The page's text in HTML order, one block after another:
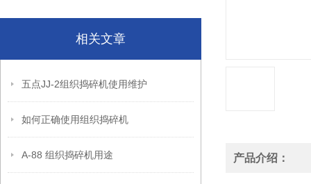
相关文章
五点JJ-2组织捣碎机使用维护
如何正确使用组织捣碎机
A-88 组织捣碎机用途 产品介绍：